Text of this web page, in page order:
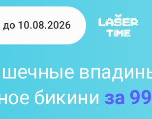
10.08.2026
бикини за